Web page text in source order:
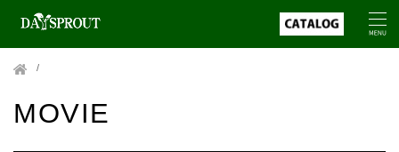
MOVIE